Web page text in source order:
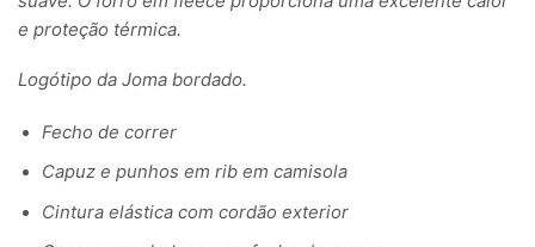
e proteção térmica.
Logótipo da Joma bordado.
Fecho de correr
Capuz e punhos em rib em camisola
Cintura elástica com cordão exterior